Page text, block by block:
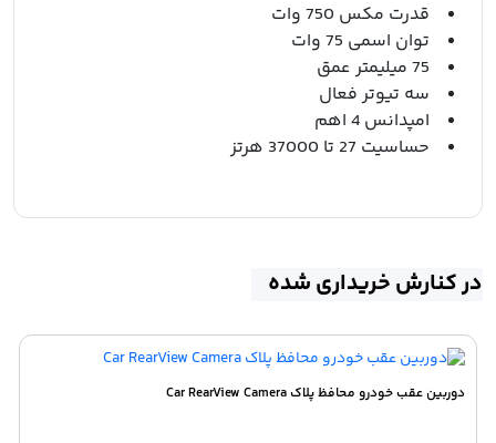
قدرت مکس 750 وات
توان اسمی 75 وات
75 میلیمتر عمق
سه تیوتر فعال
امپدانس 4 اهم
حساسیت 27 تا 37000 هرتز
در کنارش خریداری شده
دوربین عقب خودرو محافظ پلاک Car RearView Camera